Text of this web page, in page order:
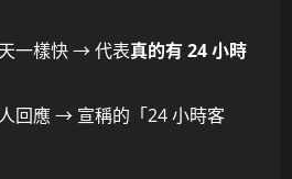
一樣快 → 代表真的有 24 小時
回應 → 宣稱的「24 小時客